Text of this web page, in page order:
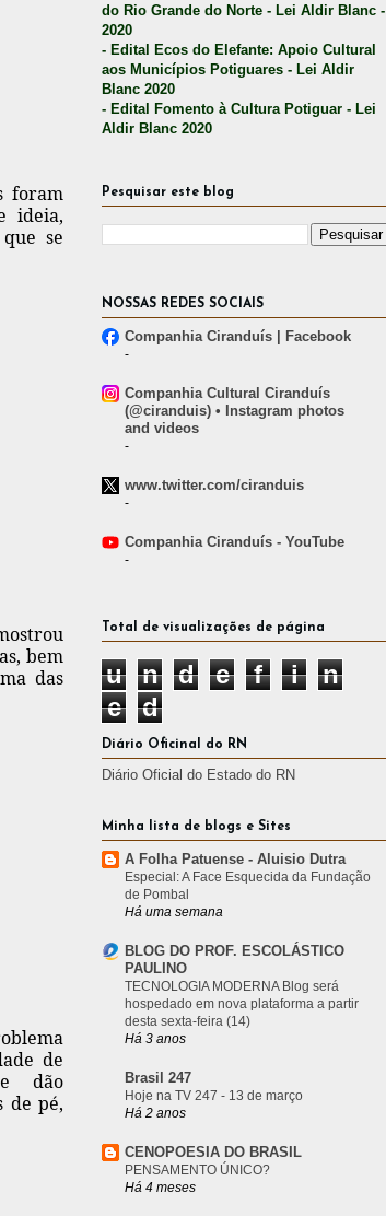
foram
ideia,
se
bem
das
de
dão
de pé,
do Rio Grande do Norte - Lei Aldir Blanc -
2020
- Edital Ecos do Elefante: Apoio Cultural
aos Municípios Potiguares - Lei Aldir
Blanc 2020
- Edital Fomento à Cultura Potiguar - Lei
Aldir Blanc 2020
Pesquisar este blog
NOSSAS REDES SOCIAIS
Companhia Ciranduís | Facebook
-
Companhia Cultural Ciranduís
(@ciranduis) • Instagram photos
and videos
-
www.twitter.com/ciranduis
-
Companhia Ciranduís - YouTube
-
Total de visualizações de página
u n d e f i
n
e
d
Diário Oficinal do RN
Diário Oficial do Estado do RN
Minha lista de blogs e Sites
A Folha Patuense - Aluisio Dutra
Especial: A Face Esquecida da Fundação
de Pombal
Há uma semana
BLOG DO PROF. ESCOLÁSTICO
PAULINO
TECNOLOGIA MODERNA Blog será
hospedado em nova plataforma a partir
desta sexta-feira (14)
Há 3 anos
Brasil 247
Hoje na TV 247 - 13 de março
Há 2 anos
CENOPOESIA DO BRASIL
PENSAMENTO ÚNICO?
Há 4 meses